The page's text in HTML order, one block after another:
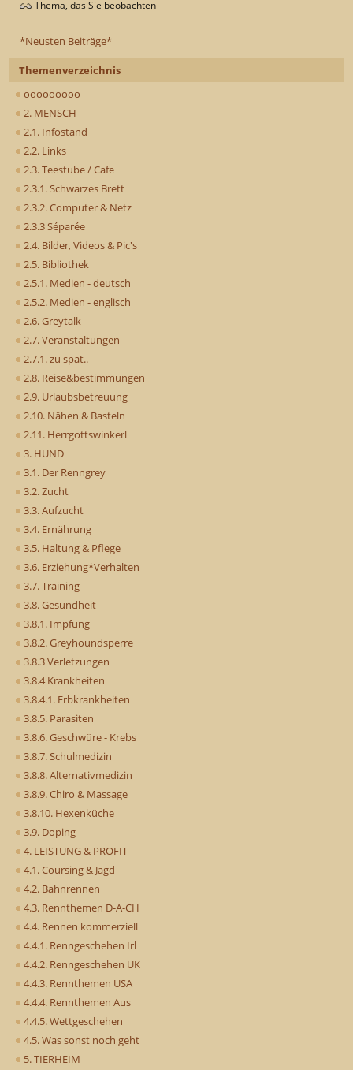
*Neusten Beiträge*
Themenverzeichnis
ooooooooo
2. MENSCH
2.1. Infostand
2.2. Links
2.3. Teestube / Cafe
2.3.1. Schwarzes Brett
2.3.2. Computer & Netz
2.3.3 Séparée
2.4. Bilder, Videos & Pic's
2.5. Bibliothek
2.5.1. Medien - deutsch
2.5.2. Medien - englisch
2.6. Greytalk
2.7. Veranstaltungen
2.7.1. zu spät..
2.8. Reise&bestimmungen
2.9. Urlaubsbetreuung
2.10. Nähen & Basteln
2.11. Herrgottswinkerl
3. HUND
3.1. Der Renngrey
3.2. Zucht
3.3. Aufzucht
3.4. Ernährung
3.5. Haltung & Pflege
3.6. Erziehung*Verhalten
3.7. Training
3.8. Gesundheit
3.8.1. Impfung
3.8.2. Greyhoundsperre
3.8.3 Verletzungen
3.8.4 Krankheiten
3.8.4.1. Erbkrankheiten
3.8.5. Parasiten
3.8.6. Geschwüre - Krebs
3.8.7. Schulmedizin
3.8.8. Alternativmedizin
3.8.9. Chiro & Massage
3.8.10. Hexenküche
3.9. Doping
4. LEISTUNG & PROFIT
4.1. Coursing & Jagd
4.2. Bahnrennen
4.3. Rennthemen D-A-CH
4.4. Rennen kommerziell
4.4.1. Renngeschehen Irl
4.4.2. Renngeschehen UK
4.4.3. Rennthemen USA
4.4.4. Rennthemen Aus
4.4.5. Wettgeschehen
4.5. Was sonst noch geht
5. TIERHEIM
Thema, das Sie beobachten